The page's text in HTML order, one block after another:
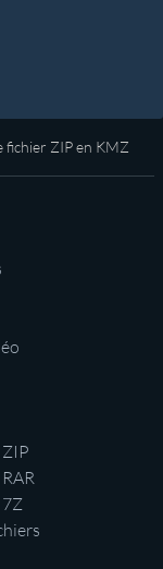
ZIP en KMZ